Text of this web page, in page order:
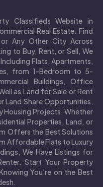
Classifieds Website in
Real Estate. Find
Any Other City Across
to Buy, Rent, or Sell, We
Flats, Apartments,
from 1-Bedroom to 5-
Buildings, Office
as Land for Sale or Rent
Land Share Opportunities,
Housing Projects. Whether
Properties, Land, or
Offers the Best Solutions
Affordable Flats to Luxury
We Have Listings for
Start Your Property
You’re on the Best